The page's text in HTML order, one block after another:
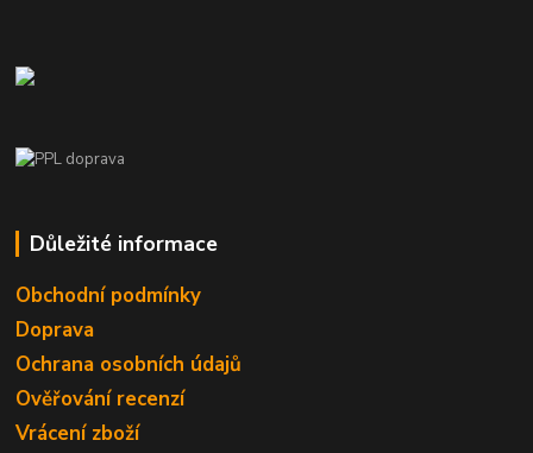
Důležité informace
Obchodní podmínky
Doprava
Ochrana osobních údajů
Ověřování recenzí
Vrácení zboží